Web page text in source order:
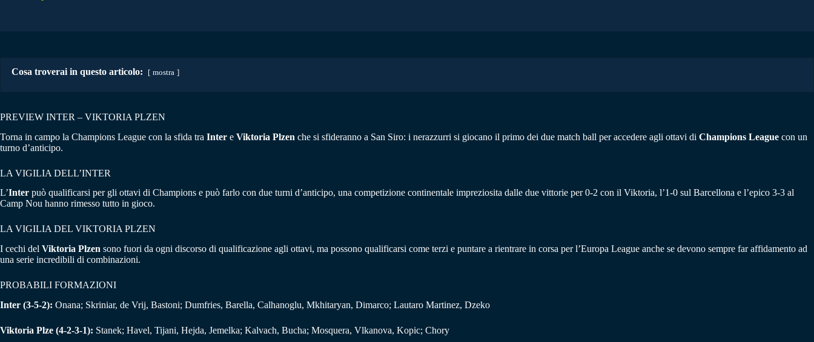
Cosa troverai in questo articolo: mostra
PREVIEW INTER – VIKTORIA PLZEN
Torna in campo la Champions League con la sfida tra Inter e Viktoria Plzen che si sfideranno a San Siro: i nerazzurri si giocano il primo dei due match ball per accedere agli ottavi di Champions League con un
turno d’anticipo.
LA VIGILIA DELL’INTER
L’Inter può qualificarsi per gli ottavi di Champions e può farlo con due turni d’anticipo, una competizione continentale impreziosita dalle due vittorie per 0-2 con il Viktoria, l’1-0 sul Barcellona e l’epico 3-3 al
Camp Nou hanno rimesso tutto in gioco.
LA VIGILIA DEL VIKTORIA PLZEN
I cechi del Viktoria Plzen sono fuori da ogni discorso di qualificazione agli ottavi, ma possono qualificarsi come terzi e puntare a rientrare in corsa per l’Europa League anche se devono sempre far affidamento ad
una serie incredibili di combinazioni.
PROBABILI FORMAZIONI
Inter (3-5-2): Onana; Skriniar, de Vrij, Bastoni; Dumfries, Barella, Calhanoglu, Mkhitaryan, Dimarco; Lautaro Martinez, Dzeko
Viktoria Plze (4-2-3-1): Stanek; Havel, Tijani, Hejda, Jemelka; Kalvach, Bucha; Mosquera, Vlkanova, Kopic; Chory